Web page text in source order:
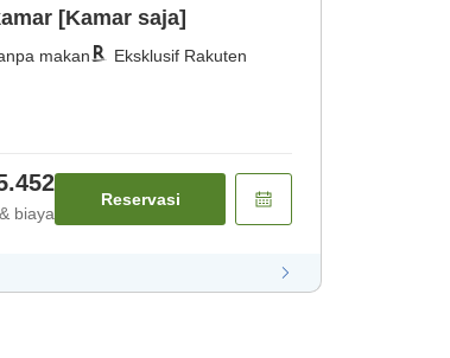
[Kamar saja]
makan Eksklusif Rakuten
biaya
Reservasi